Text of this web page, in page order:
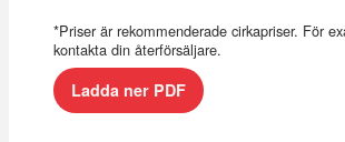
*Priser är rekommenderade cirkapriser. För
kontakta din återförsäljare.
Ladda ner PDF